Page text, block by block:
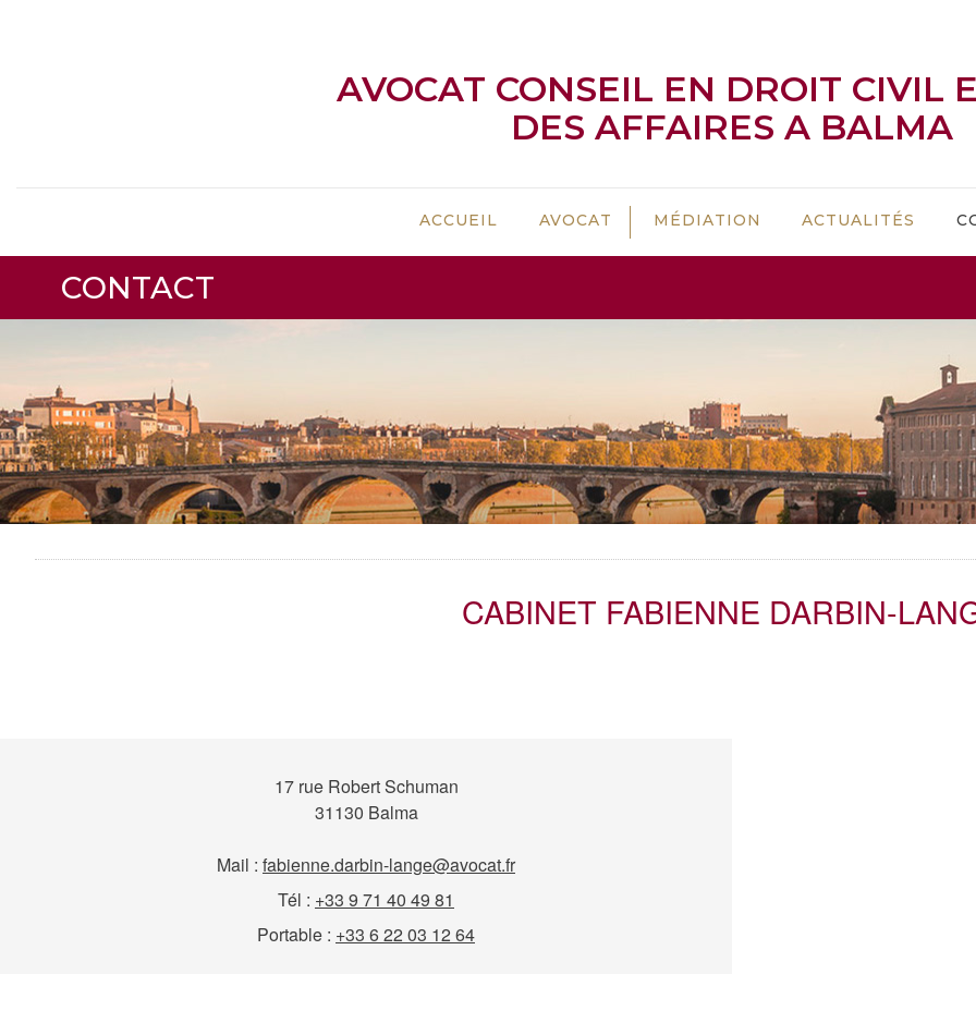
AVOCAT CONSEIL EN DROIT CIVIL
DES AFFAIRES A BALMA
ACCUEIL AVOCAT MÉDIATION ACTUALITÉS
CONTACT
CABINET FABIENNE DARBIN-
17 rue Robert Schuman
31130 Balma
Mail : fabienne.darbin-lange@avocat.fr
Tél : +33 9 71 40 49 81
Portable : +33 6 22 03 12 64